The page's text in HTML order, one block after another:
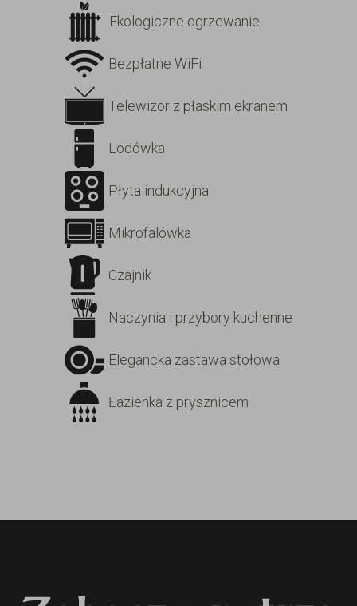
Bezpłatne WiFi
Telewizor z płaskim ekranem
Lodówka
Płyta indukcyjna
Mikrofalówka
Czajnik
Naczynia i przybory kuchenne
Elegancka zastawa stołowa
Łazienka z prysznicem
Ekologiczne ogrzewanie